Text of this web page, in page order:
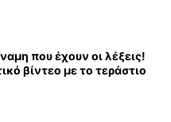
που έχουν οι λέξεις!
βίντεο με το τεράστιο